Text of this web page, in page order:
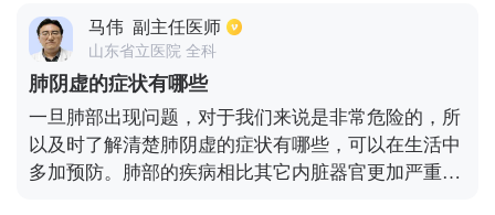
疾病都会导致发烧，常见导致发烧的疾病分为感染性
疾病和非感染性疾病。感染性疾病主要是一些病毒、
细菌、真菌、支原体、衣原体，还有些寄生虫等感
染。非感染性疾病，包括的是身体基础代谢率增高的
一些疾病，比如甲亢，还有一些其他的风湿免疫系统
的疾病，需要结合具体的诊断以及临床症状进行治
疗。
马伟 副主任医师
山东省立医院 全科
肺阴虚的症状有哪些
​一旦肺部出现问题，对于我们来说是非常危险的，所
以及时了解清楚肺阴虚的症状有哪些，可以在生活中
多加预防。肺部的疾病相比其它内脏器官更加严重，